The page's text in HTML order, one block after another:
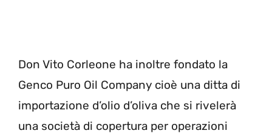
Don Vito Corleone ha inoltre fondato la
Genco Puro Oil Company cioè una ditta di
importazione d’olio d’oliva che si rivelerà
una società di copertura per operazioni